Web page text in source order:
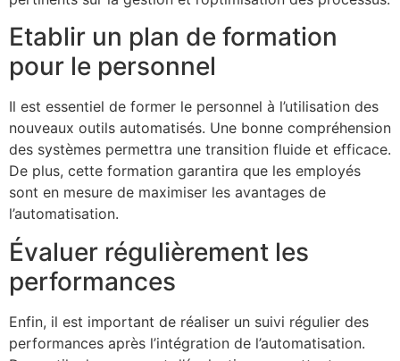
Etablir un plan de formation
pour le personnel
Il est essentiel de former le personnel à l’utilisation des
nouveaux outils automatisés. Une bonne compréhension
des systèmes permettra une transition fluide et efficace.
De plus, cette formation garantira que les employés
sont en mesure de maximiser les avantages de
l’automatisation.
Évaluer régulièrement les
performances
Enfin, il est important de réaliser un suivi régulier des
performances après l’intégration de l’automatisation.